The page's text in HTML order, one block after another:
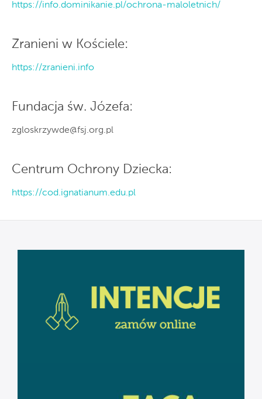
https://info.dominikanie.pl/ochrona-maloletnich/
Zranieni w Kościele:
https://zranieni.info
Fundacja św. Józefa:
zgloskrzywde@fsj.org.pl
Centrum Ochrony Dziecka:
https://cod.ignatianum.edu.pl